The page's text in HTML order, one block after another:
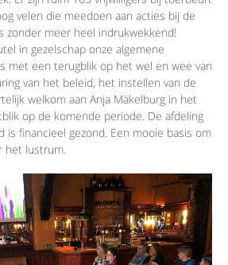
velen die meedoen aan acties bij de
zonder meer heel indrukwekkend!
in gezelschap onze algemene
met een terugblik op het wel en wee van
van het beleid, het instellen van de
welkom aan Anja Mäkelburg in het
op de komende periode. De afdeling
is financieel gezond. Een mooie basis om
het lustrum.